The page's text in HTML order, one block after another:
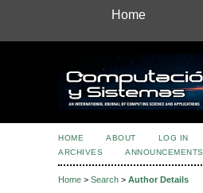
Home
HOME ABOUT LOG IN
ARCHIVES
ANNOUNCEMENTS
Home > Search > Author Details